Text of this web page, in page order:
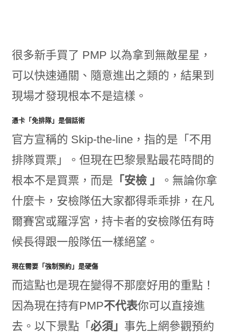
很多新手買了 PMP 以為拿到無敵星星，
可以快速通關、隨意進出之類的，結果到
現場才發現根本不是這樣。
憑卡「免排隊」是個話術
官方宣稱的 Skip-the-line，指的是「不用
排隊買票」。但現在巴黎景點最花時間的
根本不是買票，而是 「安檢 」
。無論你拿
什麼卡，安檢隊伍大家都得乖乖排，在凡
爾賽宮或羅浮宮，持卡者的安檢隊伍有時
候長得跟一般隊伍一樣絕望。
現在需要「強制預約」是硬傷
而這點也是現在變得不那麼好用的重點！
因為現在持有PMP不代表你可以直接進
去。以下景點「 必須」 事先上網參觀預約